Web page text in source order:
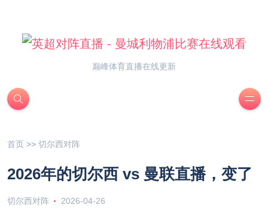
巅峰体育直播在线更新
首页 >> 切尔西对阵
2026年的切尔西 vs 曼联直播，变了
切尔西对阵 2026-04-26